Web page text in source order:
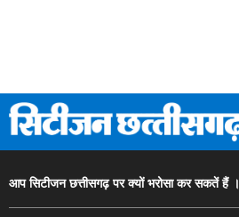
आप सिटीजन छत्तीसगढ़ पर क्यों भरोसा कर सकतें हैं ।